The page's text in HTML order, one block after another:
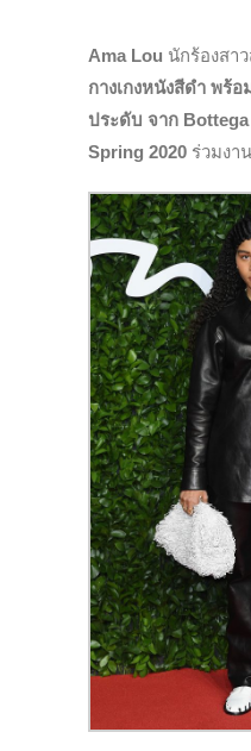
Ama Lou นักร้องสา
กางเกงหนังสีดำ พร้อ
ประดับ จาก Bottega
Spring 2020 ร่วมงา